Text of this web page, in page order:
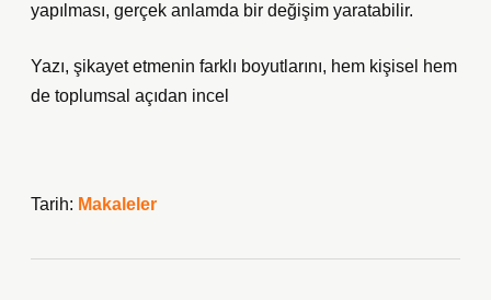
yapılması, gerçek anlamda bir değişim yaratabilir.
Yazı, şikayet etmenin farklı boyutlarını, hem kişisel hem
de toplumsal açıdan incel
Tarih: Makaleler